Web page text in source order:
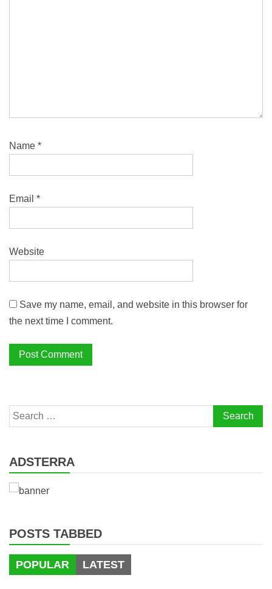
Name *
Email *
Website
Save my name, email, and website in this browser for
the next time I comment.
Search
for:
ADSTERRA
POSTS TABBED
POPULAR LATEST